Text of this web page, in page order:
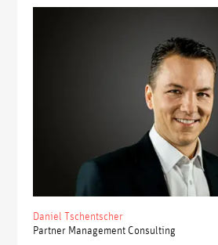
Daniel Tschentscher
Partner Management Consulting